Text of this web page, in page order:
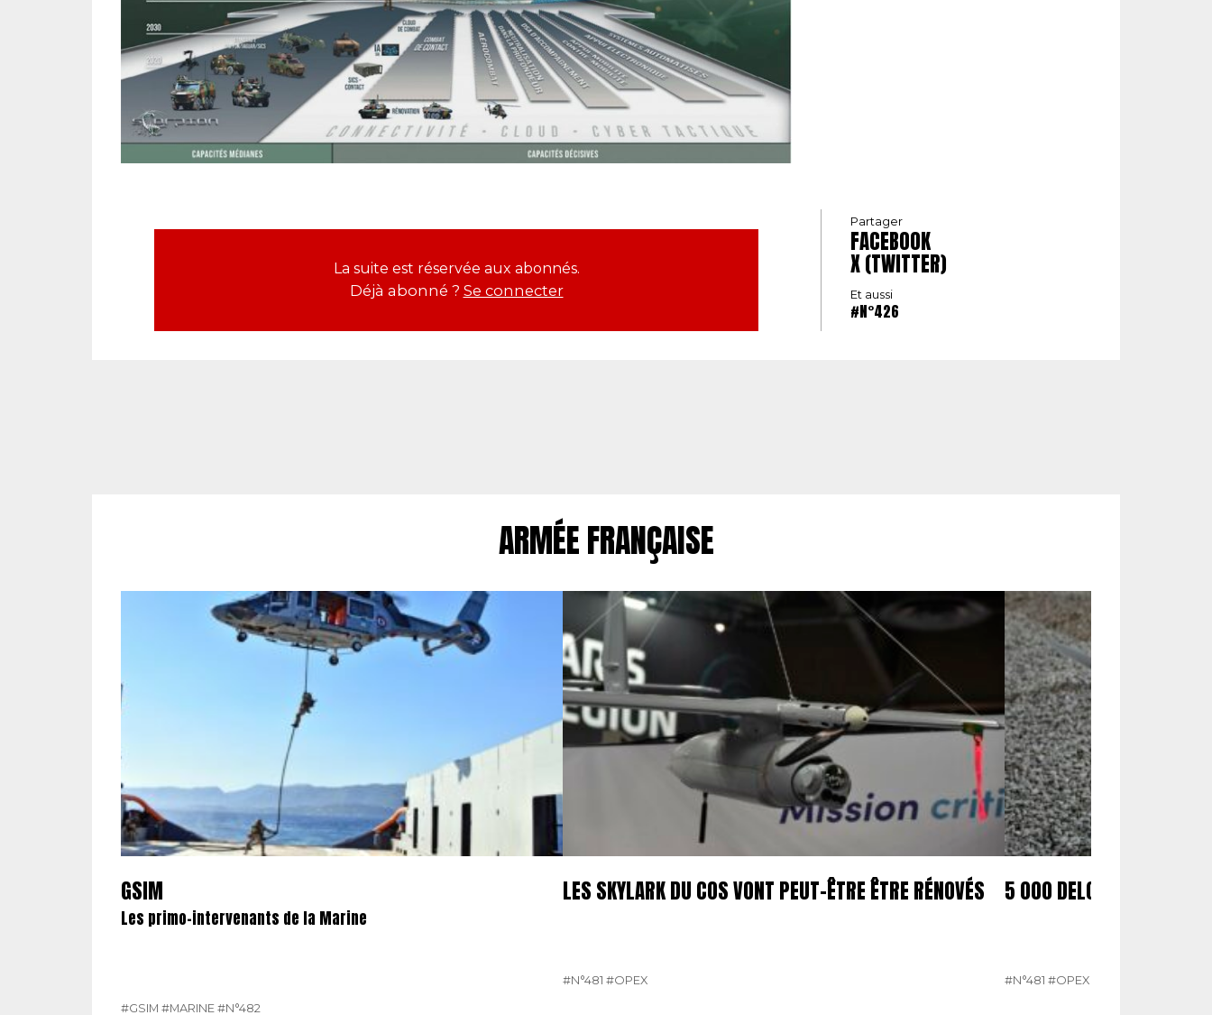
La suite est réservée aux abonnés.
Déjà abonné ? Se connecter
Partager
FACEBOOK
X (TWITTER)
Et aussi
#N°426
ARMÉE FRANÇAISE
GSIM
Les primo-intervenants de la Marine
#GSIM #MARINE#N°482
LES SKYLARK DU COS VONT PEUT-ÊTRE ÊTRE RÉNOVÉS
#N°481 #OPEX
5 000 DELCO
#N°481 #OPEX